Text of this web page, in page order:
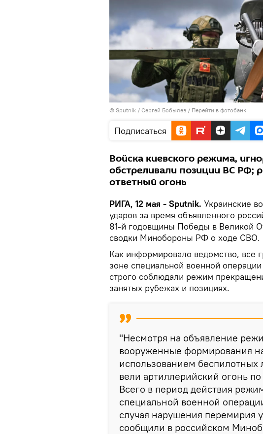
© Sputnik / Сергей Бобылев / Перейти в фотобанк
Подписаться
Войска киевского режима,
обстреливали позиции ВС РФ;
ответный огонь
РИГА, 12 мая - Sputnik. Украинские
ударов за время объявленного
81-й годовщины Победы в Великой
сводки Минобороны РФ о ходе СВО.
Как информировало ведомство, все
зоне специальной военной
строго соблюдали режим
занятых рубежах и позициях.
"Несмотря на объявление
вооруженные формирования
использованием беспилотных
вели артиллерийский огонь
Всего в период действия
специальной военной
случая нарушения перемирия
сообщили в российском